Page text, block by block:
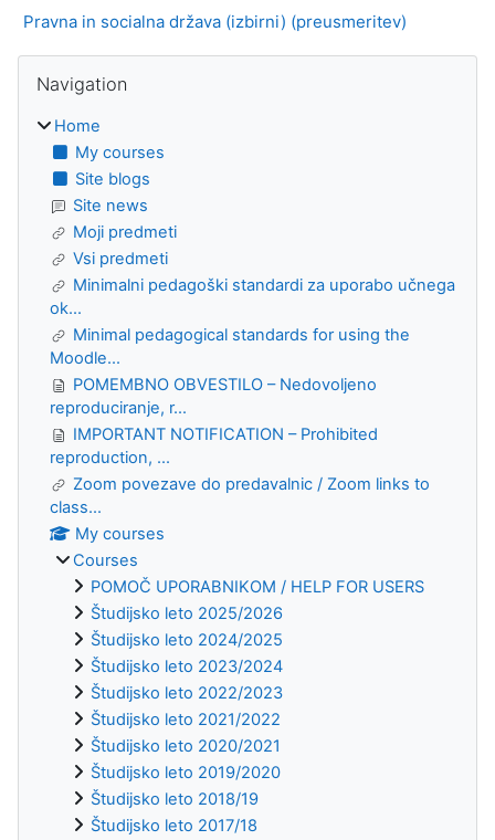
Pravna in socialna država (izbirni) (preusmeritev)
Blocks
Navigation
Home
My courses
Site blogs
Site news
Moji predmeti
Vsi predmeti
Minimalni pedagoški standardi za uporabo učnega
ok...
Minimal pedagogical standards for using the
Moodle...
POMEMBNO OBVESTILO – Nedovoljeno
reproduciranje, r...
IMPORTANT NOTIFICATION – Prohibited
reproduction, ...
Zoom povezave do predavalnic / Zoom links to
class...
My courses
Courses
POMOČ UPORABNIKOM / HELP FOR USERS
Študijsko leto 2025/2026
Študijsko leto 2024/2025
Študijsko leto 2023/2024
Študijsko leto 2022/2023
Študijsko leto 2021/2022
Študijsko leto 2020/2021
Študijsko leto 2019/2020
Študijsko leto 2018/19
Študijsko leto 2017/18